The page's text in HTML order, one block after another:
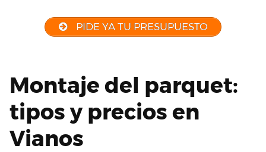
PIDE YA TU PRESUPUESTO
Montaje del parquet:
tipos y precios en
Vianos